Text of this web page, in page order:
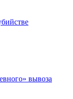
вывоза